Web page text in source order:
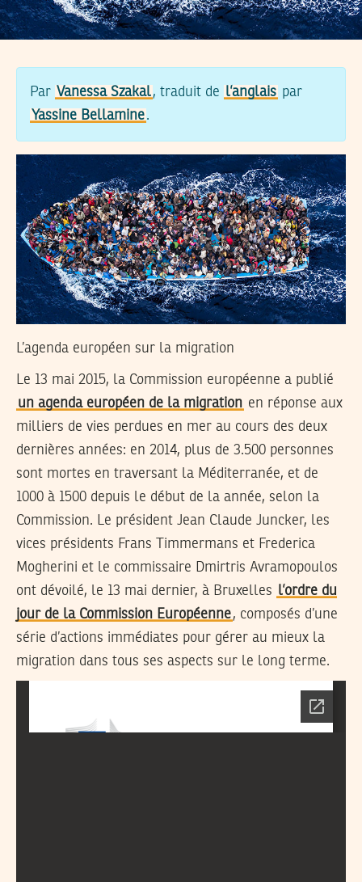
Par Vanessa Szakal, traduit de l’anglais par
Yassine Bellamine.
L’agenda européen sur la migration
Le 13 mai 2015, la Commission européenne a publié
un agenda européen de la migration en réponse aux
milliers de vies perdues en mer au cours des deux
dernières années: en 2014, plus de 3.500 personnes
sont mortes en traversant la Méditerranée, et de
1000 à 1500 depuis le début de la année, selon la
Commission. Le président Jean Claude Juncker, les
vices présidents Frans Timmermans et Frederica
Mogherini et le commissaire Dmirtris Avramopoulos
ont dévoilé, le 13 mai dernier, à Bruxelles l’ordre du
jour de la Commission Européenne, composés d’une
série d’actions immédiates pour gérer au mieux la
migration dans tous ses aspects sur le long terme.